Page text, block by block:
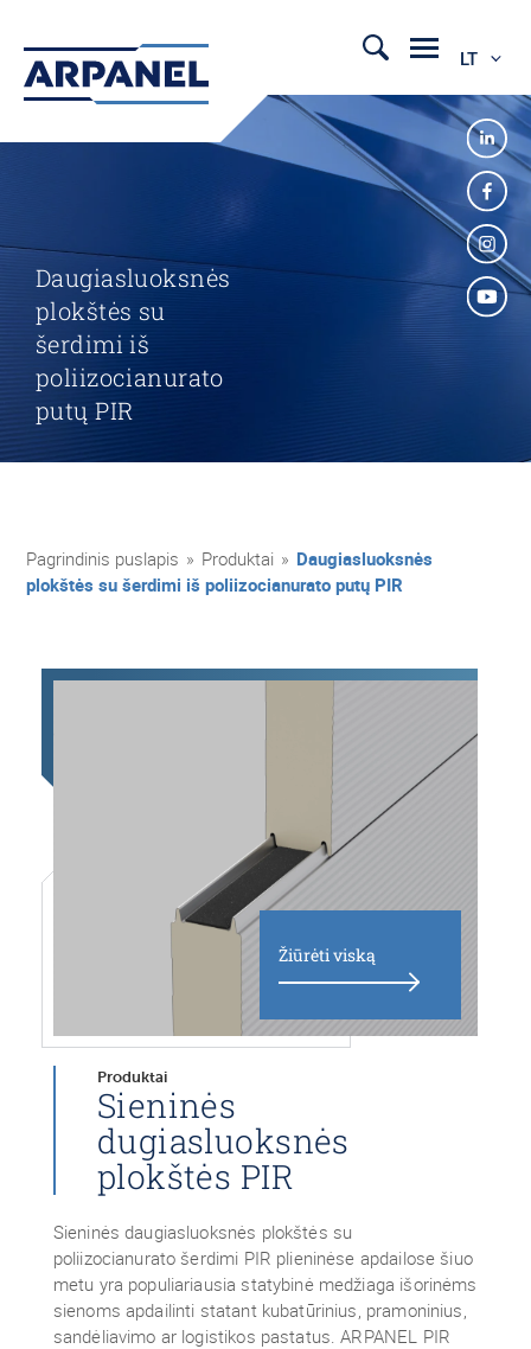
LT
Daugiasluoksnės
plokštės su
šerdimi iš
poliizocianurato
putų PIR
Pagrindinis puslapis » Produktai » Daugiasluoksnės
plokštės su šerdimi iš poliizocianurato putų PIR
Žiūrėti viską
Produktai
Sieninės
dugiasluoksnės
plokštės PIR
Sieninės daugiasluoksnės plokštės su
poliizocianurato šerdimi PIR plieninėse apdailose šiuo
metu yra populiariausia statybinė medžiaga išorinėms
sienoms apdailinti statant kubatūrinius, pramoninius,
sandėliavimo ar logistikos pastatus. ARPANEL PIR